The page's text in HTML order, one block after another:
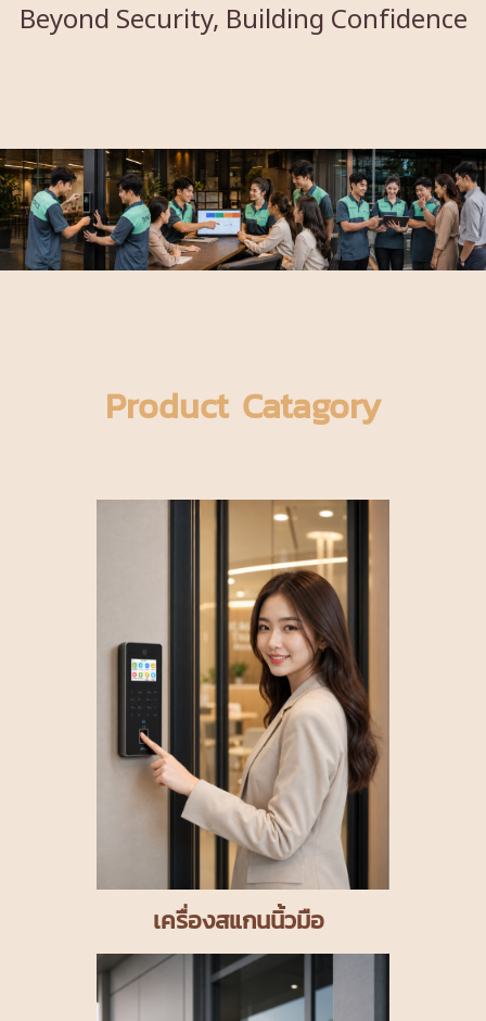
Beyond Security, Building Confidence
Product Catagory
เครื่องสแกนนิ้วมือ